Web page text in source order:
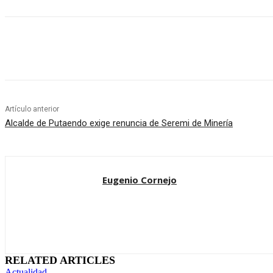
Artículo anterior
Alcalde de Putaendo exige renuncia de Seremi de Minería
Eugenio Cornejo
RELATED ARTICLES